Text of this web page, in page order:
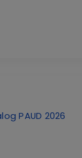
PAUD 2026